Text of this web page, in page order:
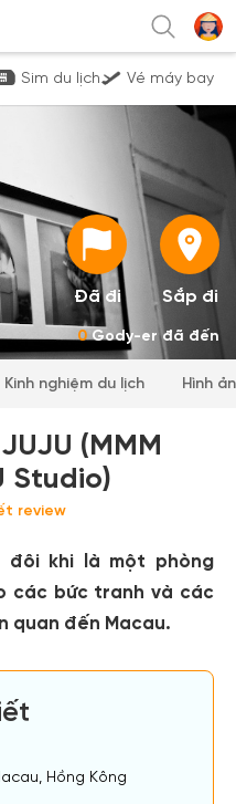
Sim du lịch Vé máy bay
Đã đi Sắp đi
0Gody-er đã đến
Kinh nghiệm du lịch Hình
(MMM
Studio)
review
đôi khi là một phòng
các bức tranh và các
quan đến Macau.
Hồng Kông